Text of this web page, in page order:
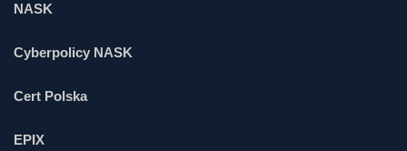
NASK
Cyberpolicy NASK
Cert Polska
EPIX